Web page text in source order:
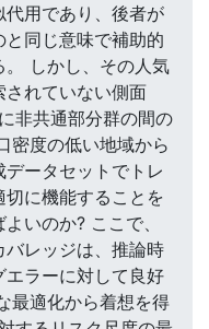
用であり、後者が
同じ意味で補助的
。 しかし、その人気
されていない側面
非共通部分群の間の
密度の低い地域から
ータセットでトレ
に機能することを
いのか? ここで、
レッジは、推論時
ラーに対して良好
最適化から着想を得